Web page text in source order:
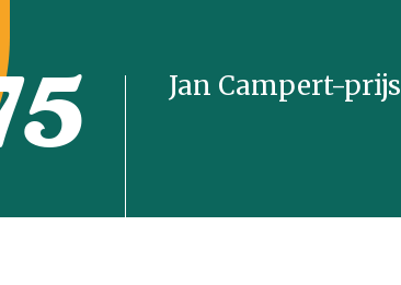
Jan Campert-prijs